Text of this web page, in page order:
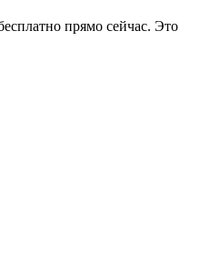
прямо сейчас. Это